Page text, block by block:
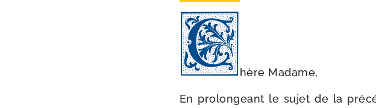
hère Madame,
En pro­lon­geant le sujet de la